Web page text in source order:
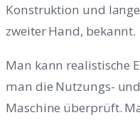
Konstruktion und
zweiter Hand, bekannt.
Man kann realistische
man die Nutzungs-
Maschine überprüft.